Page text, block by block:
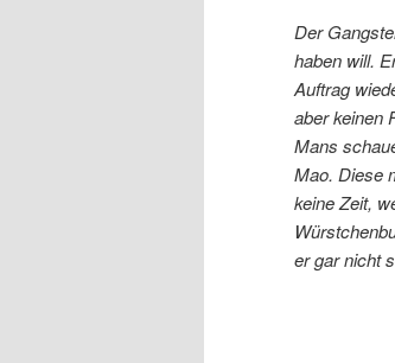
Der
haben will.
Auftrag
aber keinen
Mans
Mao. Diese
keine Zeit,
er gar nicht